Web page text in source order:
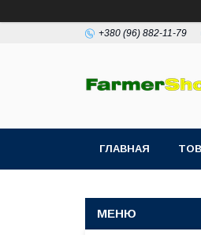
+380 (96) 882-11-79
ГЛАВНАЯ